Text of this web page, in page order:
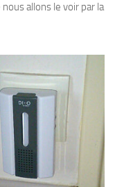
allons le voir par la